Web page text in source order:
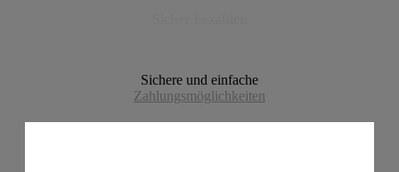
Sichere und einfache
Zahlungsmöglichkeiten